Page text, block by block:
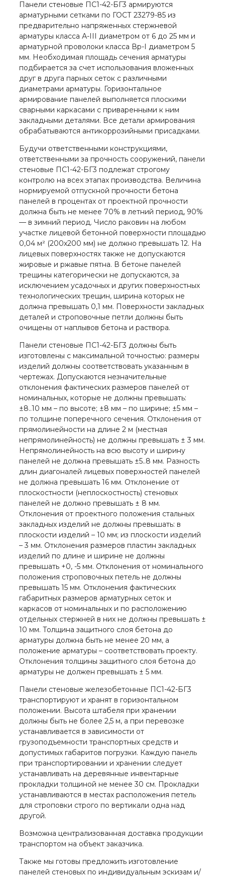
Панели стеновые ПС1-42-БГ3 армируются
арматурными сетками по ГОСТ 23279-85 из
предварительно напряженных стержневой
арматуры класса А-III диаметром от 6 до 25 мм и
арматурной проволоки класса Вр-I диаметром 5
мм. Необходимая площадь сечения арматуры
подбирается за счет использования вложенных
друг в друга парных сеток с различными
диаметрами арматуры. Горизонтальное
армирование панелей выполняется плоскими
сварными каркасами с приваренными к ним
закладными деталями. Все детали армирования
обрабатываются антикоррозийными присадками.
Будучи ответственными конструкциями,
ответственными за прочность сооружений, панели
стеновые ПС1-42-БГ3 подлежат строгому
контролю на всех этапах производства. Величина
нормируемой отпускной прочности бетона
панелей в процентах от проектной прочности
должна быть не менее 70% в летний период, 90%
— в зимний период. Число раковин на любом
участке лицевой бетонной поверхности площадью
0,04 м² (200х200 мм) не должно превышать 12. На
лицевых поверхностях также не допускаются
жировые и ржавые пятна. В бетоне панелей
трещины категорически не допускаются, за
исключением усадочных и других поверхностных
технологических трещин, ширина которых не
должна превышать 0,1 мм. Поверхности закладных
деталей и строповочные петли должны быть
очищены от наплывов бетона и раствора.
Панели стеновые ПС1-42-БГ3 должны быть
изготовлены с максимальной точностью: размеры
изделий должны соответствовать указанным в
чертежах. Допускаются незначительные
отклонения фактических размеров панелей от
номинальных, которые не должны превышать:
±8..10 мм – по высоте; ±8 мм – по ширине; ±5 мм –
по толщине поперечного сечения. Отклонения от
прямолинейности на длине 2 м (местная
непрямолинейность) не должны превышать ± 3 мм.
Непрямолинейность на всю высоту и ширину
панелей не должна превышать ±5..8 мм. Разность
длин диагоналей лицевых поверхностей панелей
не должна превышать 16 мм. Отклонение от
плоскостности (неплоскостность) стеновых
панелей не должно превышать ± 8 мм.
Отклонения от проектного положения стальных
закладных изделий не должны превышать: в
плоскости изделий – 10 мм; из плоскости изделий
– 3 мм. Отклонения размеров пластин закладных
изделий по длине и ширине не должны
превышать +0, -5 мм. Отклонения от номинального
положения строповочных петель не должны
превышать 15 мм. Отклонения фактических
габаритных размеров арматурных сеток и
каркасов от номинальных и по расположению
отдельных стержней в них не должны превышать ±
10 мм. Толщина защитного слоя бетона до
арматуры должна быть не менее 20 мм, а
положение арматуры – соответствовать проекту.
Отклонения толщины защитного слоя бетона до
арматуры не должен превышать ± 5 мм.
Панели стеновые железобетонные ПС1-42-БГ3
транспортируют и хранят в горизонтальном
положении. Высота штабеля при хранении
должны быть не более 2,5 м, а при перевозке
устанавливается в зависимости от
грузоподъемности транспортных средств и
допустимых габаритов погрузки. Каждую панель
при транспортировании и хранении следует
устанавливать на деревянные инвентарные
прокладки толщиной не менее 30 см. Прокладки
устанавливаются в местах расположения петель
для строповки строго по вертикали одна над
другой.
Возможна централизованная доставка продукции
транспортом на объект заказчика.
Также мы готовы предложить изготовление
панелей стеновых по индивидуальным эскизам и/